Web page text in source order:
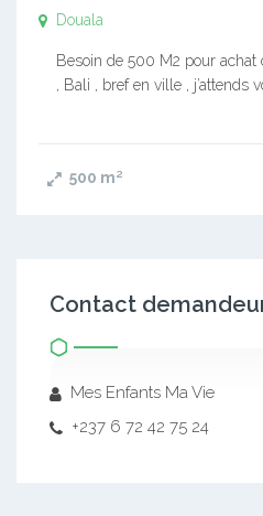
Douala
Besoin de 500 M2 pour achat
, Bali , bref en ville , j’attends
500 m²
Contact
Mes Enfants Ma Vie
+237 6 72 42 75 24